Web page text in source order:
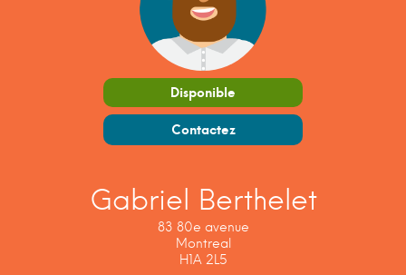
Disponible
Contactez
Gabriel Berthelet
83 80e avenue
Montreal
H1A 2L5